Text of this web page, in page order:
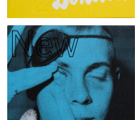
New